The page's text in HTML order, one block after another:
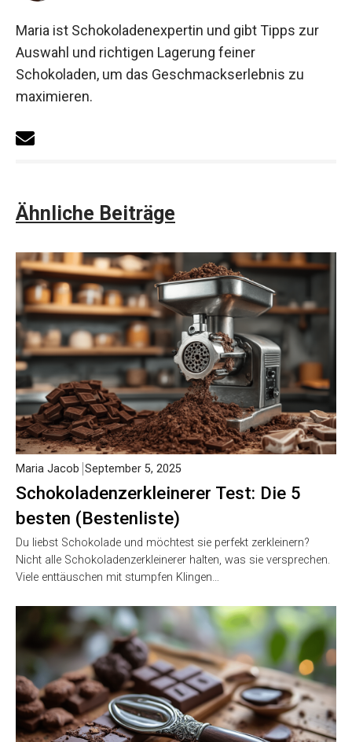
Maria ist Schokoladenexpertin und gibt Tipps zur
Auswahl und richtigen Lagerung feiner
Schokoladen, um das Geschmackserlebnis zu
maximieren.
Ähnliche Beiträge
Schokoladenzerkleinerer Test: Die 5
besten (Bestenliste)
Maria Jacob September 5, 2025
Du liebst Schokolade und möchtest sie perfekt zerkleinern?
Nicht alle Schokoladenzerkleinerer halten, was sie versprechen.
Viele enttäuschen mit stumpfen Klingen…